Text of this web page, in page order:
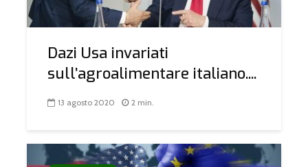
Dazi Usa invariati
sull’agroalimentare italiano....
13 agosto 2020 2 min.